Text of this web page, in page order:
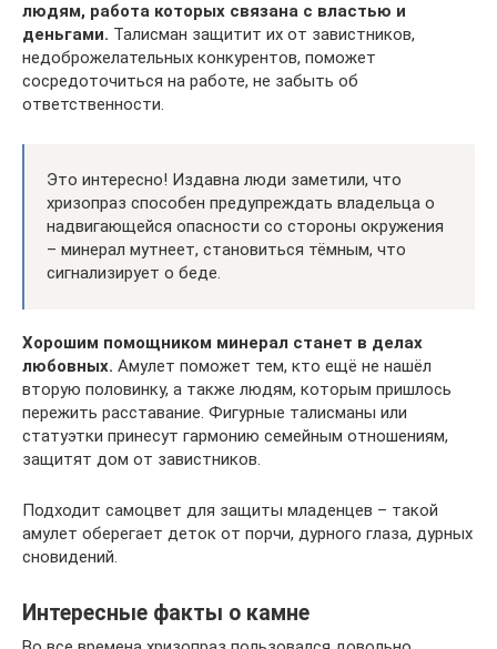
людям, работа которых связана с властью и
деньгами. Талисман защитит их от завистников,
недоброжелательных конкурентов, поможет
сосредоточиться на работе, не забыть об
ответственности.
Это интересно! Издавна люди заметили, что
хризопраз способен предупреждать владельца о
надвигающейся опасности со стороны окружения
– минерал мутнеет, становиться тёмным, что
сигнализирует о беде.
Хорошим помощником минерал станет в делах
любовных. Амулет поможет тем, кто ещё не нашёл
вторую половинку, а также людям, которым пришлось
пережить расставание. Фигурные талисманы или
статуэтки принесут гармонию семейным отношениям,
защитят дом от завистников.
Подходит самоцвет для защиты младенцев – такой
амулет оберегает деток от порчи, дурного глаза, дурных
сновидений.
Интересные факты о камне